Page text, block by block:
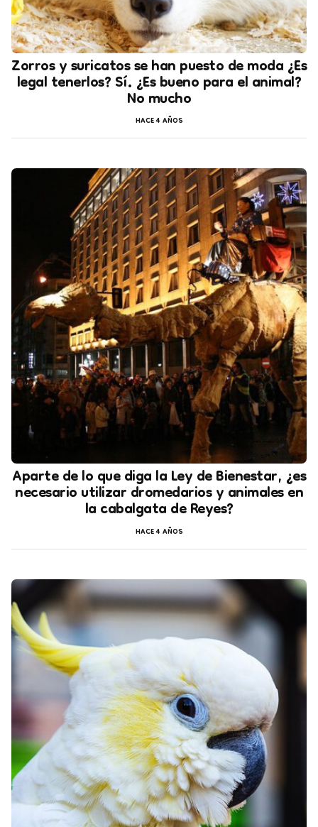
Zorros y suricatos se han puesto de moda ¿Es
legal tenerlos? Sí. ¿Es bueno para el animal?
No mucho
HACE 4 AÑOS
Aparte de lo que diga la Ley de Bienestar, ¿es
necesario utilizar dromedarios y animales en
la cabalgata de Reyes?
HACE 4 AÑOS